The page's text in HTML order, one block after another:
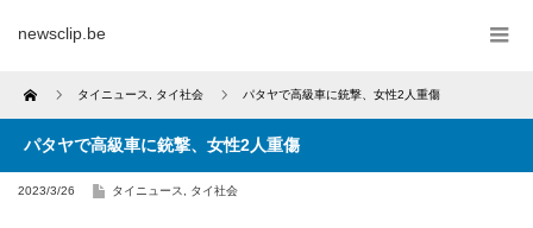
newsclip.be
Home タイニュース タイ社会 パタヤで高級車に銃撃、女性2人重傷
パタヤで高級車に銃撃、女性2人重傷
2023/3/26 タイニュース タイ社会